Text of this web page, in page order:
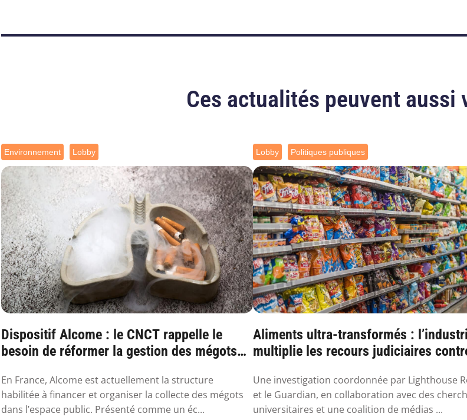
Ces actualités peuvent aussi
Environnement Lobby
Dispositif Alcome : le CNCT rappelle le
besoin de réformer la gestion des mégots
En France, Alcome est actuellement la structure
habilitée à financer et organiser la collecte des mégots
dans l’espace public. Présenté comme un éc...
Lobby Politiques publiques
Aliments ultra-transformés :
multiplie les recours judiciaires
Une investigation coordonnée par Lighthouse
et le Guardian, en collaboration avec des
universitaires et une coalition de médias ...